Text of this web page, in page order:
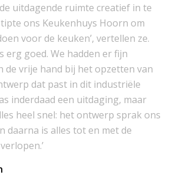
uitdagende ruimte creatief in te
tipte ons Keukenhuys Hoorn om
voor de keuken’, vertellen ze.
erg goed. We hadden er fijn
de vrije hand bij het opzetten van
dat past in dit industriële
inderdaad een uitdaging, maar
heel snel: het ontwerp sprak ons
daarna is alles tot en met de